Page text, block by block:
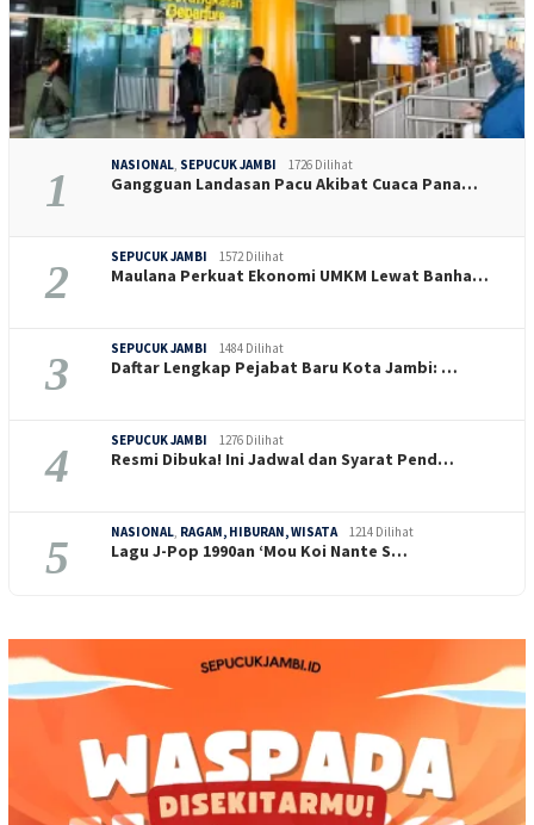
1 NASIONAL, SEPUCUK JAMBI 1726 Dilihat
Gangguan Landasan Pacu Akibat Cuaca Pana…
2 SEPUCUK JAMBI 1572 Dilihat
Maulana Perkuat Ekonomi UMKM Lewat Banha…
3 SEPUCUK JAMBI 1484 Dilihat
Daftar Lengkap Pejabat Baru Kota Jambi: …
4 SEPUCUK JAMBI 1276 Dilihat
Resmi Dibuka! Ini Jadwal dan Syarat Pend…
5 NASIONAL, RAGAM, HIBURAN, WISATA 1214 Dilihat
Lagu J-Pop 1990an ‘Mou Koi Nante S…